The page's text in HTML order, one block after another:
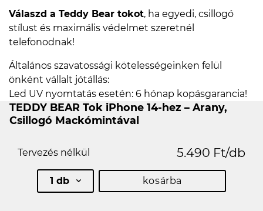
Válaszd a Teddy Bear tokot, ha egyedi, csillogó
stílust és maximális védelmet szeretnél
telefonodnak!
Általános szavatossági kötelességeinken felül
önként vállalt jótállás:
Led UV nyomtatás esetén: 6 hónap kopásgarancia!
TEDDY BEAR Tok iPhone 14-hez – Arany,
Csillogó Mackómintával
Tervezés nélkül 5.490 Ft/db
1 db kosárba